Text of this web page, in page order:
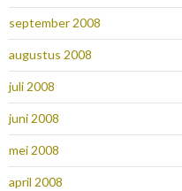
september 2008
augustus 2008
juli 2008
juni 2008
mei 2008
april 2008